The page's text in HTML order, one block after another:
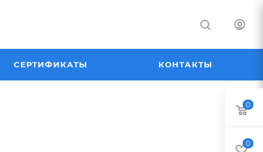
СЕРТИФИКАТЫ КОНТАКТЫ
0
0